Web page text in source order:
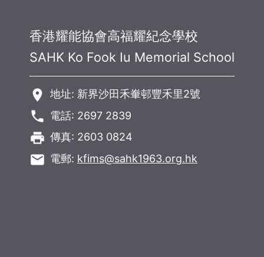
香港耀能協會高福耀紀念學校
SAHK Ko Fook Iu Memorial School
room 地址: 新界沙田禾輋邨豐禾里2號
phone 電話: 2697 2839
local_printshop 傳真: 2603 0824
email 電郵: kfims@sahk1963.org.hk